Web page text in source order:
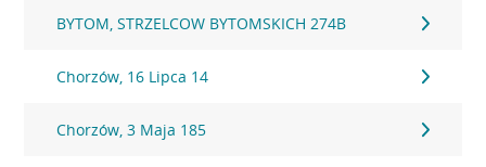
BYTOM, STRZELCOW BYTOMSKICH 274B
Chorzów, 16 Lipca 14
Chorzów, 3 Maja 185